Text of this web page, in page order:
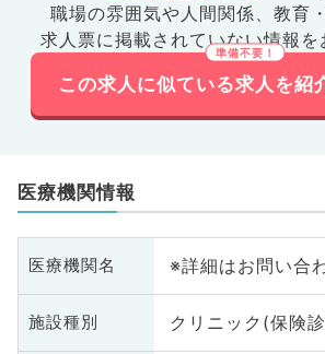
職場の雰囲気や人間関係、 教育
求人票に掲載されていない情報を
この求人に似ている求人を紹
医療機関情報
医療機関名 ※詳細はお問い合
施設種別 クリニック(保険